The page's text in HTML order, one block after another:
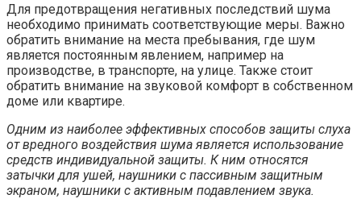
Для предотвращения негативных последствий шума
необходимо принимать соответствующие меры. Важно
обратить внимание на места пребывания, где шум
является постоянным явлением, например на
производстве, в транспорте, на улице. Также стоит
обратить внимание на звуковой комфорт в собственном
доме или квартире.
Одним из наиболее эффективных способов защиты слуха
от вредного воздействия шума является использование
средств индивидуальной защиты. К ним относятся
затычки для ушей, наушники с пассивным защитным
экраном, наушники с активным подавлением звука.